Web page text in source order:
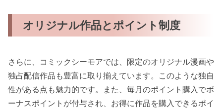
オリジナル作品とポイント制度
さらに、コミックシーモアでは、限定のオリジナル漫画や
独占配信作品も豊富に取り揃えています。このような独自
性がある点も魅力的です。また、毎月のポイント購入でボ
ーナスポイントが付与され、お得に作品を購入できるポイ